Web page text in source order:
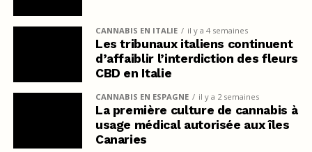
CANNABIS EN ITALIE il y a 4 semaines
Les tribunaux italiens continuent
d’affaiblir l’interdiction des fleurs
CBD en Italie
CANNABIS EN ESPAGNE il y a 2 semaines
La première culture de cannabis à
usage médical autorisée aux îles
Canaries